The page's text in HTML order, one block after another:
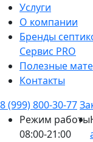
Услуги
О компании
Бренды
Сервис PRO
Полезные
Контакты
8 (999) 800-30-77
Режим работы
08:00-21:00